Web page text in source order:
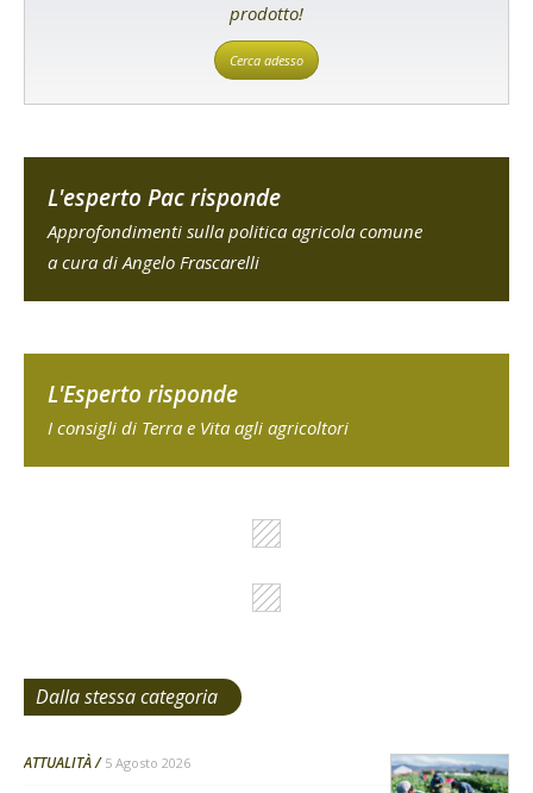
prodotto!
Cerca adesso
L'esperto Pac risponde
Approfondimenti sulla politica agricola comune
a cura di Angelo Frascarelli
L'Esperto risponde
I consigli di Terra e Vita agli agricoltori
Dalla stessa categoria
ATTUALITÀ 5 Agosto 2026